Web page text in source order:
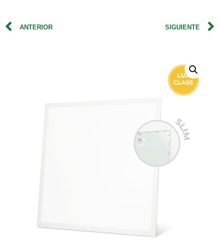
ANTERIOR SIGUIENTE